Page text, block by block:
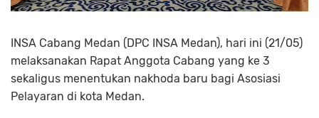
INSA Cabang Medan (DPC INSA Medan), hari ini (21/05)
melaksanakan Rapat Anggota Cabang yang ke 3
sekaligus menentukan nakhoda baru bagi Asosiasi
Pelayaran di kota Medan.